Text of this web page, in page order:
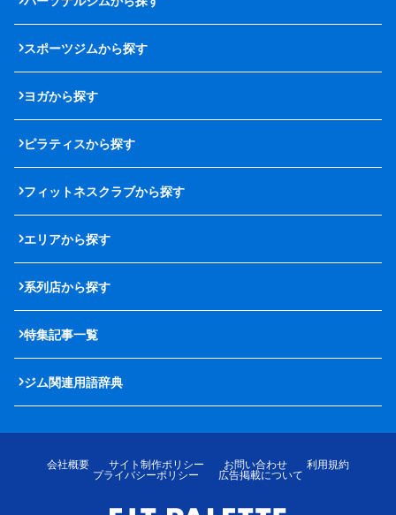
スポーツジムから探す
ヨガから探す
ピラティスから探す
フィットネスクラブから探す
エリアから探す
系列店から探す
特集記事一覧
ジム関連用語辞典
会社概要 サイト制作ポリシー お問い合わせ
利用規約
プライバシーポリシー
広告掲載について